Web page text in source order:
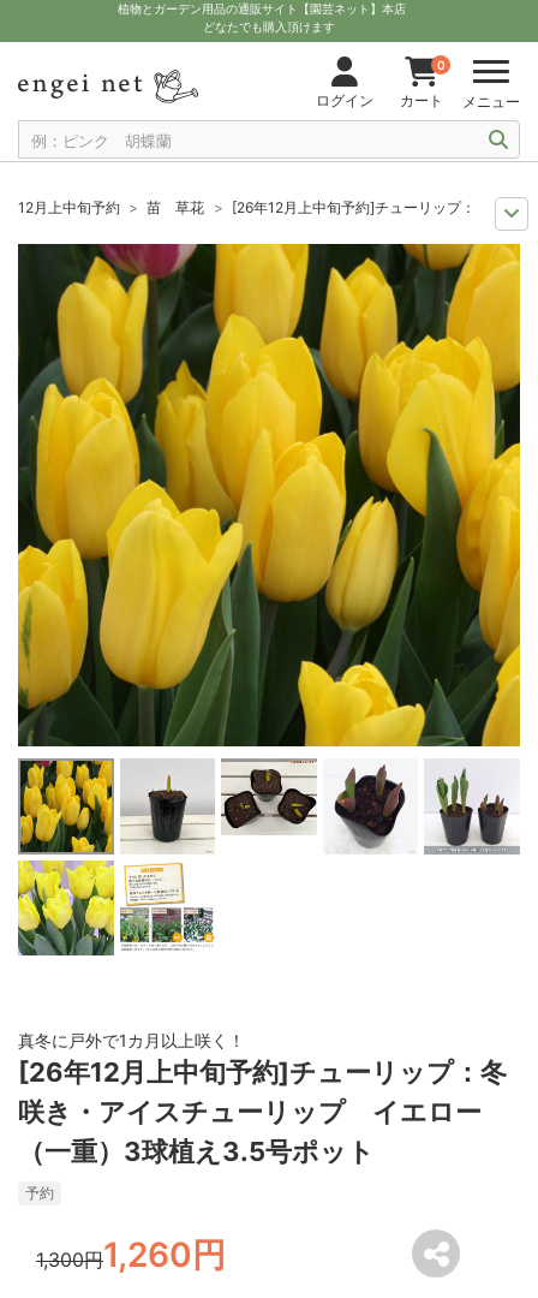
植物とガーデン用品の通販サイト【園芸ネット】本店
どなたでも購入頂けます
ログイン
0
カート メニュー
12月上中旬予約 苗 草花
[26年12月上中旬予約]チューリップ：冬咲き
チューリップ特集
黄色系 [26年12月上中旬予約]チューリップ：冬咲き
真冬に戸外で1カ月以上咲く！
[26年12月上中旬予約]チューリップ：冬
咲き・アイスチューリップ イエロー
（一重）3球植え3.5号ポット
予約
1,300円1,260円